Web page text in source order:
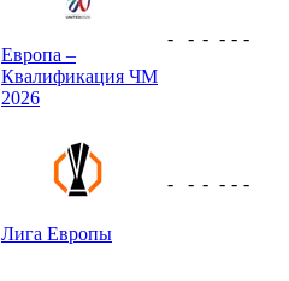
Европа –
Квалификация ЧМ
2026
- - - - - -
Лига Европы
- - - - - -